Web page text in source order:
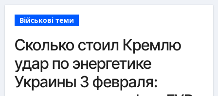
Військові теми
Сколько стоил Кремлю
удар по энергетике
Украины 3 февраля: